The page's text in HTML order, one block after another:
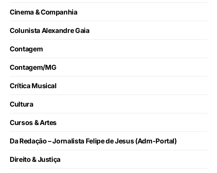
Cinema & Companhia
Colunista Alexandre Gaia
Contagem
Contagem/MG
Crítica Musical
Cultura
Cursos & Artes
Da Redação – Jornalista Felipe de Jesus (Adm-Portal)
Direito & Justiça